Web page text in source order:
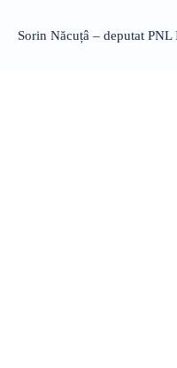
Sorin Năcuțâ – deputat PNL